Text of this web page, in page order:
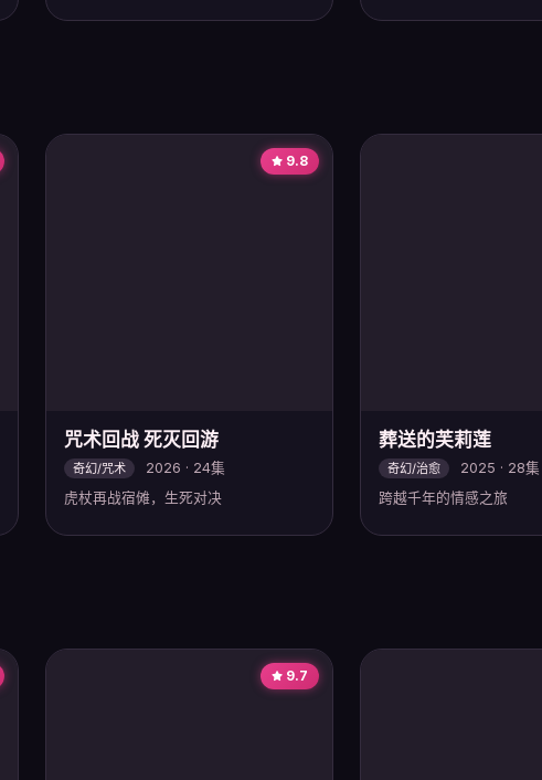
9.8
咒术回战 死灭回游
奇幻/咒术
2026 · 24集
虎杖再战宿傩，生死对决
葬送的芙莉莲
奇幻/治愈
2025 · 28集
跨越千年的情感之旅
9.7